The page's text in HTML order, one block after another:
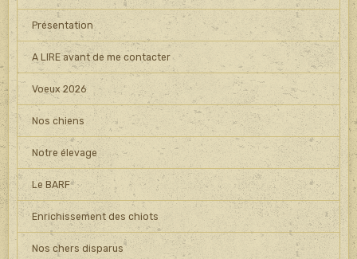
Présentation
A LIRE avant de me contacter
Voeux 2026
Nos chiens
Notre élevage
Le BARF
Enrichissement des chiots
Nos chers disparus